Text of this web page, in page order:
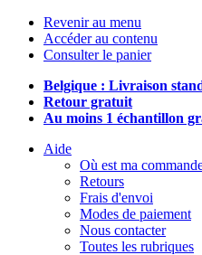
Revenir au menu
Accéder au contenu
Consulter le panier
Belgique : Livraison
Retour gratuit
Au moins 1 échantillon
Aide
Où est ma
Retours
Frais d'envoi
Modes de paiement
Nous contacter
Toutes les rubriques